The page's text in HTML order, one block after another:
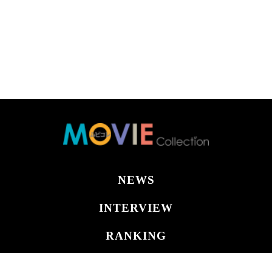
NEWS
INTERVIEW
RANKING